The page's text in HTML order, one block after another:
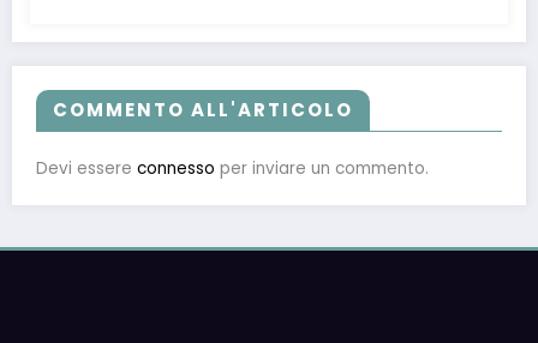
COMMENTO ALL'ARTICOLO
Devi essere connesso per inviare un commento.